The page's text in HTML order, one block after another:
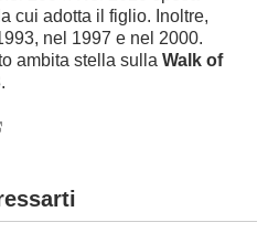
cui adotta il figlio. Inoltre,
nel 1997 e nel 2000.
ambita stella sulla Walk of